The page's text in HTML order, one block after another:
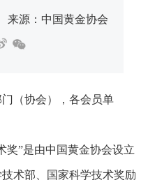
来源：中国黄金协会
（协会），各会员单
奖”是由中国黄金协会设立
术部、国家科学技术奖励